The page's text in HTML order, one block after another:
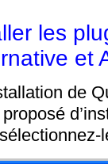
les
et
de